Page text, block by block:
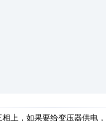
上，如果要给变压器供电